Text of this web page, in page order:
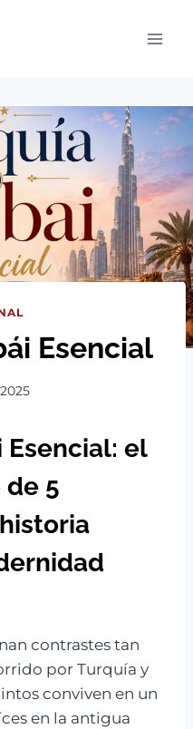
Esencial
Esencial: el
5
contrastes tan
por Turquía y
conviven en un
en la antigua